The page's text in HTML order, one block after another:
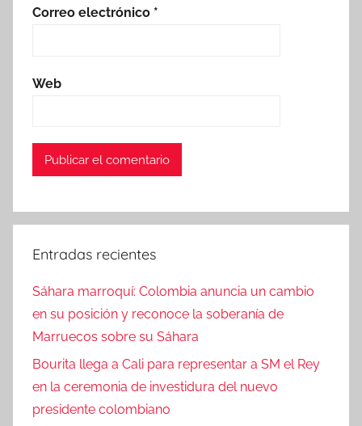
Correo electrónico *
Web
Entradas recientes
Sáhara marroquí: Colombia anuncia un cambio
en su posición y reconoce la soberanía de
Marruecos sobre su Sáhara
Bourita llega a Cali para representar a SM el Rey
en la ceremonia de investidura del nuevo
presidente colombiano